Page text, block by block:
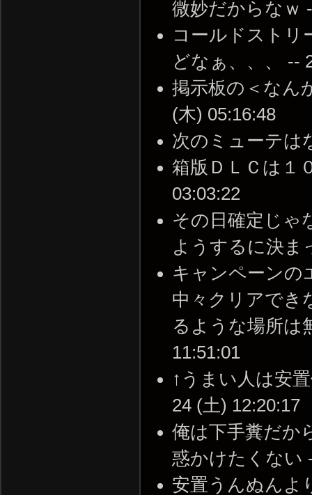
微妙だからなｗ
コールドストリ
どなぁ、、、 --
掲示板の＜なん
(木) 05:16:48
次のミューテは
箱版ＤＬＣは１
03:03:22
その日確定じ
ようするに決ま
キャンペーンの
中々クリアでき
るような場所は
11:51:01
↑うまい人は安
24 (土) 12:20:17
俺は下手糞だか
惑かけたくない
安置うんぬんよ